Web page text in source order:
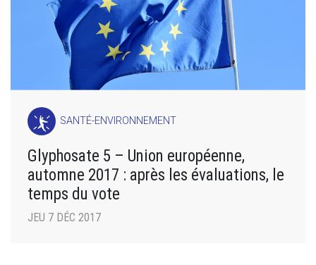
SANTÉ-ENVIRONNEMENT
Glyphosate 5 – Union européenne,
automne 2017 : après les évaluations, le
temps du vote
JEU 7 DÉC 2017